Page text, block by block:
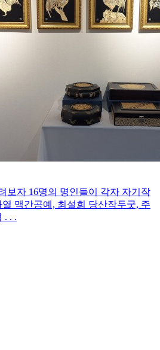
보자 16명의 명인들이 각자 자기작
맥간공예, 최설희 당산작두굿, 주
. . .